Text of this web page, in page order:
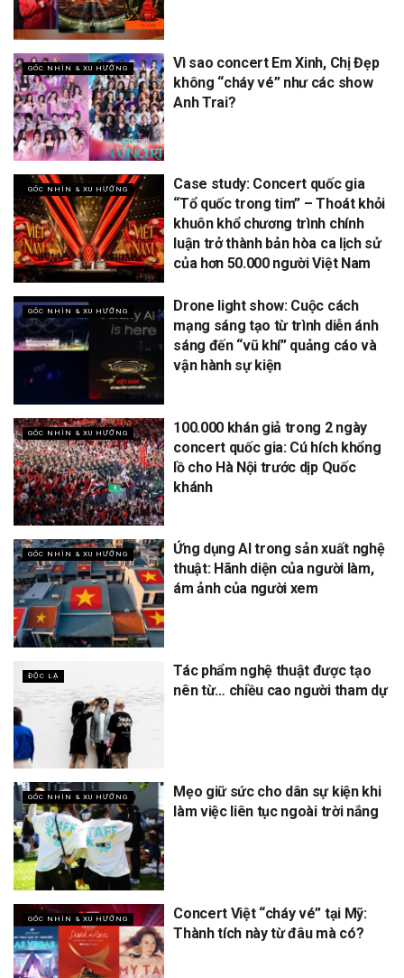
GÓC NHÌN & XU HƯỚNG
Vì sao concert Em Xinh, Chị Đẹp
không “cháy vé” như các show
Anh Trai?
GÓC NHÌN & XU HƯỚNG
Case study: Concert quốc gia
“Tổ quốc trong tim” – Thoát khỏi
khuôn khổ chương trình chính
luận trở thành bản hòa ca lịch sử
của hơn 50.000 người Việt Nam
GÓC NHÌN & XU HƯỚNG
Drone light show: Cuộc cách
mạng sáng tạo từ trình diễn ánh
sáng đến “vũ khí” quảng cáo và
vận hành sự kiện
GÓC NHÌN & XU HƯỚNG
100.000 khán giả trong 2 ngày
concert quốc gia: Cú hích khổng
lồ cho Hà Nội trước dịp Quốc
khánh
GÓC NHÌN & XU HƯỚNG
Ứng dụng AI trong sản xuất nghệ
thuật: Hãnh diện của người làm,
ám ảnh của người xem
ĐỘC LẠ
Tác phẩm nghệ thuật được tạo
nên từ… chiều cao người tham dự
GÓC NHÌN & XU HƯỚNG
Mẹo giữ sức cho dân sự kiện khi
làm việc liên tục ngoài trời nắng
GÓC NHÌN & XU HƯỚNG
Concert Việt “cháy vé” tại Mỹ:
Thành tích này từ đâu mà có?